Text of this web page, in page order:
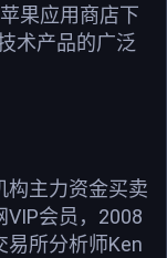
果应用商店下
术产品的广泛
构主力资金买卖
会员，2008
易所分析师Ken